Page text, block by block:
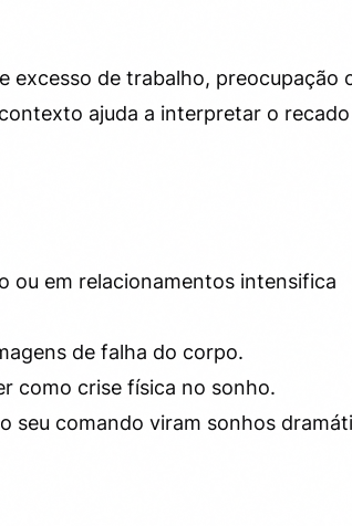
excesso de trabalho, preocupação
ajuda a interpretar o
ou em relacionamentos intensifica
de falha do corpo.
como crise física no sonho.
seu comando viram sonhos